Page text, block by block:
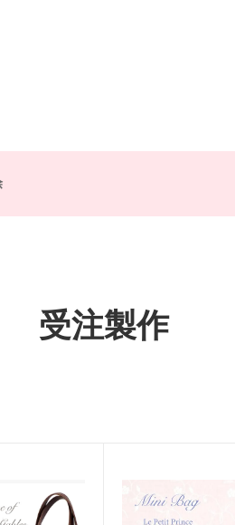
不思議の国のアリ
シュ・ポシェ
ドクターズバッグ
受注製作